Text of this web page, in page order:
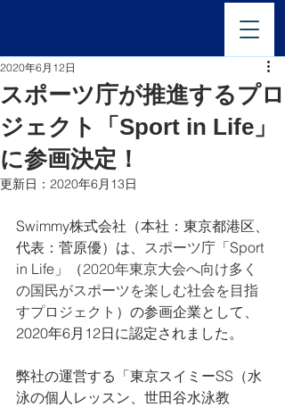
スポーツ庁が推進するプロ
ジェクト「Sport in Life」
に参画決定！
2020年6月12日
更新日： 2020年6月13日
Swimmy株式会社（本社：東京都港区、
代表：菅原優）は、 スポーツ庁 「Sport
in Life」（2020年東京大会へ向け多く
の国民がスポーツを楽しむ社会を目指
すプロジェクト ）の参画企業として、
2020年6月12日に認定されました。
弊社の運営する「東京スイミーSS（水
泳の個人レッスン、世田谷水泳教